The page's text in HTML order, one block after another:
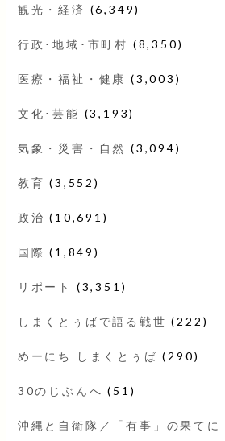
観光・経済 (6,349)
行政･地域･市町村 (8,350)
医療・福祉・健康 (3,003)
文化･芸能 (3,193)
気象・災害・自然 (3,094)
教育 (3,552)
政治 (10,691)
国際 (1,849)
リポート (3,351)
しまくとぅばで語る戦世 (222)
めーにち しまくとぅば (290)
30のじぶんへ (51)
沖縄と自衛隊／「有事」の果てに